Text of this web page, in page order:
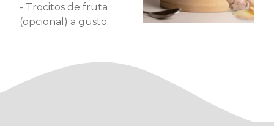
- Trocitos de fruta
(opcional) a gusto.